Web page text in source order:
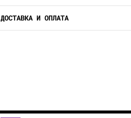
ДОСТАВКА И ОПЛАТА